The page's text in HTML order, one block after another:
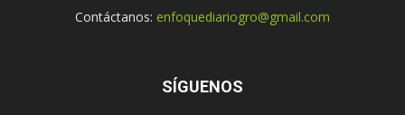
Contáctanos: enfoquediariogro@gmail.com
SÍGUENOS